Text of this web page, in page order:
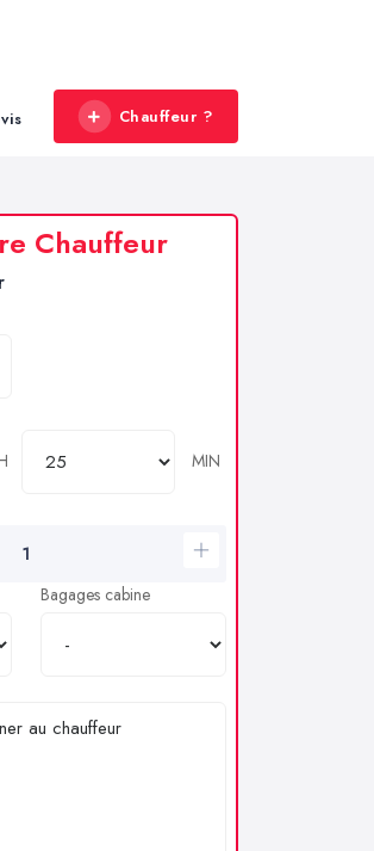
Chauffeur ?
Chauffeur
MIN
Bagages cabine